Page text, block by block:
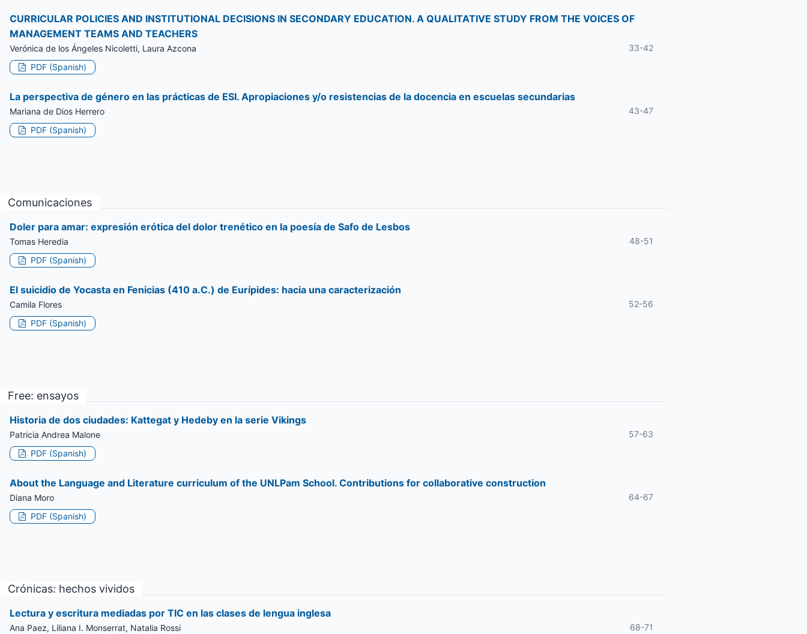
CURRICULAR POLICIES AND INSTITUTIONAL DECISIONS IN SECONDARY EDUCATION. A QUALITATIVE STUDY FROM THE VOICES OF
MANAGEMENT TEAMS AND TEACHERS
Verónica de los Ángeles Nicoletti, Laura Azcona
33-42
PDF (Spanish)
La perspectiva de género en las prácticas de ESI. Apropiaciones y/o resistencias de la docencia en escuelas secundarias
Mariana de Dios Herrero
43-47
PDF (Spanish)
Comunicaciones
Doler para amar: expresión erótica del dolor trenético en la poesía de Safo de Lesbos
Tomas Heredia
48-51
PDF (Spanish)
El suicidio de Yocasta en Fenicias (410 a.C.) de Eurípides: hacia una caracterización
Camila Flores
52-56
PDF (Spanish)
Free: ensayos
Historia de dos ciudades: Kattegat y Hedeby en la serie Vikings
Patricia Andrea Malone
57-63
PDF (Spanish)
About the Language and Literature curriculum of the UNLPam School. Contributions for collaborative construction
Diana Moro
64-67
PDF (Spanish)
Crónicas: hechos vividos
Lectura y escritura mediadas por TIC en las clases de lengua inglesa
Ana Paez, Liliana I. Monserrat, Natalia Rossi
68-71